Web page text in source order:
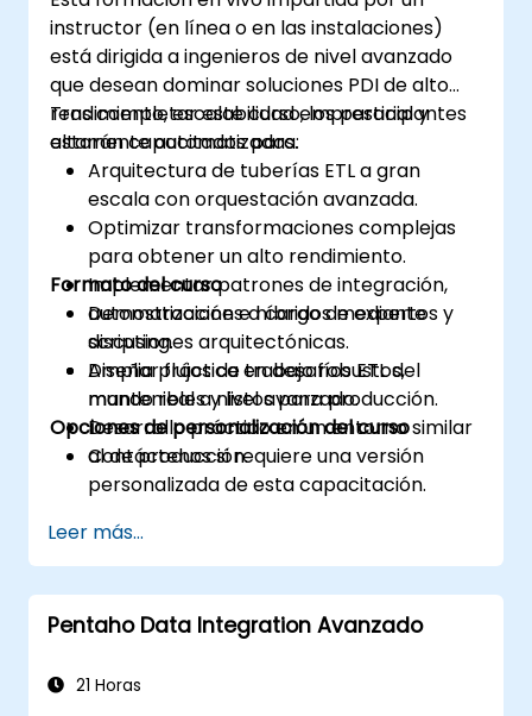
instructor (en línea o en las instalaciones)
está dirigida a ingenieros de nivel avanzado
que desean dominar soluciones PDI de alto
rendimiento, escalabilidad empresarial y
altamente automatizadas.
Tras completar este curso, los participantes
estarán capacitados para:
Arquitectura de tuberías ETL a gran
escala con orquestación avanzada.
Optimizar transformaciones complejas
para obtener un alto rendimiento.
Implementar patrones de integración,
automatización e híbridos mediante
scripting.
Diseñar flujos de trabajo robustos,
mantenibles y listos para producción.
Formato del curso
Demostraciones a cargo de expertos y
discusiones arquitectónicas.
Amplia práctica en desafíos ETL del
mundo real a nivel avanzado.
Desarrollo práctico en un entorno similar
al de producción.
Opciones de personalización del curso
Contáctenos si requiere una versión
personalizada de esta capacitación.
Leer más...
Pentaho Data Integration Avanzado
21 Horas